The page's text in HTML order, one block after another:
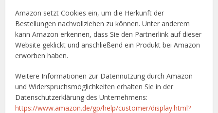
Amazon setzt Cookies ein, um die Herkunft der
Bestellungen nachvollziehen zu können. Unter anderem
kann Amazon erkennen, dass Sie den Partnerlink auf dieser
Website geklickt und anschließend ein Produkt bei Amazon
erworben haben.
Weitere Informationen zur Datennutzung durch Amazon
und Widerspruchsmöglichkeiten erhalten Sie in der
Datenschutzerklärung des Unternehmens:
https://www.amazon.de/gp/help/customer/display.html?